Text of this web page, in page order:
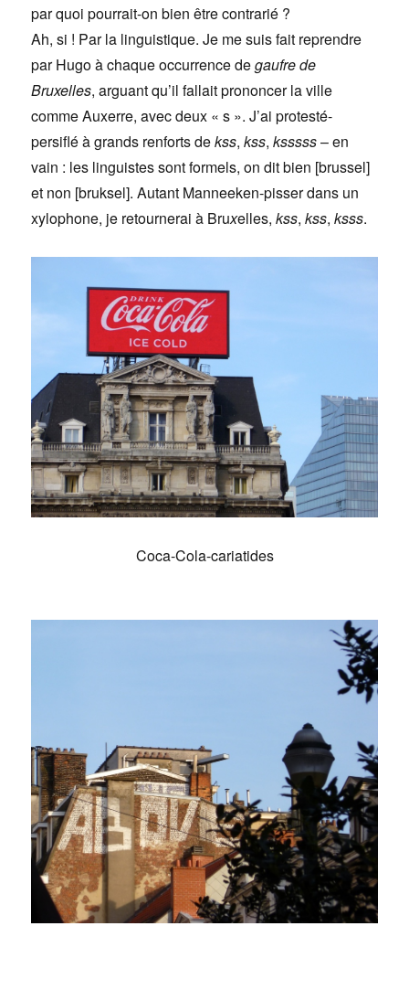
par quoi pourrait-on bien être contrarié ?
Ah, si ! Par la linguistique. Je me suis fait reprendre
par Hugo à chaque occurrence degaufre de
Bruxelles, arguant qu’il fallait prononcer la ville
comme Auxerre, avec deux « s ». J’ai protesté-
persiflé à grands renforts dekss,kss,ksssss– en
vain : les linguistes sont formels, on dit bien [brussel]
et non [bruksel]. Autant Manneeken-pisser dans un
xylophone, je retournerai à Bruxelles,kss,kss,ksss.
Coca-Cola-cariatides